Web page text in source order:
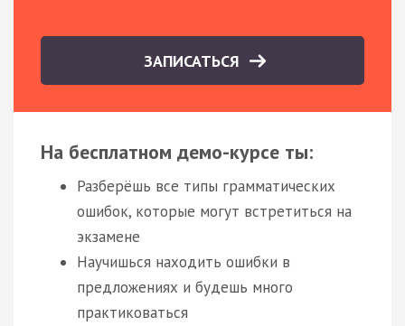
ЗАПИСАТЬСЯ
На бесплатном демо-курсе ты:
Разберёшь все типы грамматических
ошибок, которые могут встретиться на
экзамене
Научишься находить ошибки в
предложениях и будешь много
практиковаться